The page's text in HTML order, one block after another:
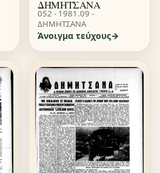
ΔΗΜΗΤΣΑΝΑ
052 - 1981.09 -
ΔΗΜΗΤΣΑΝΑ
Άνοιγμα τεύχους